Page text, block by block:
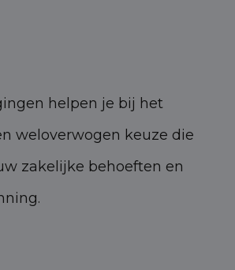
helpen je bij het
weloverwogen keuze die
zakelijke behoeften en